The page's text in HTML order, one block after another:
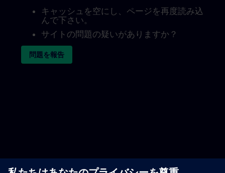
キャッシュを空にし、ページを再度読み込
んで下さい。
サイトの問題の疑いがありますか？
問題を報告